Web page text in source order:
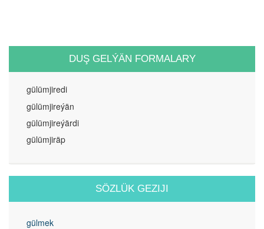
DUŞ GELÝÄN FORMALARY
gülümjiredi
gülümjireýän
gülümjireýärdi
gülümjiräp
SÖZLÜK GEZIJI
gülmek